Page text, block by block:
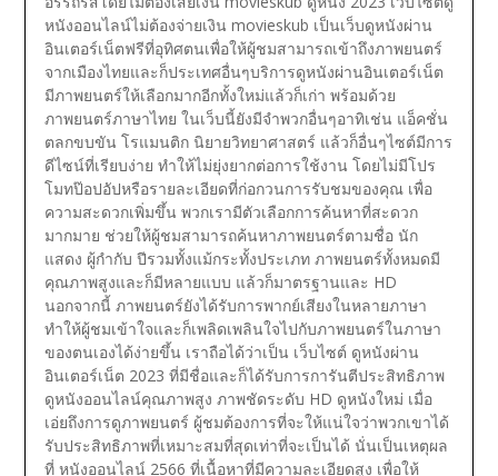
หนังออนไลน์ไม่ต้องจ่ายเงิน movieskub เป็นเว็บดูหนังผ่าน
อินเตอร์เน็ตฟรีที่อุทิศตนเพื่อให้ผู้ชมสามารถเข้าถึงภาพยนตร์
จากเมืองไทยและก็ประเทศอื่นๆบริการดูหนังผ่านอินเตอร์เน็ต
มีภาพยนตร์ให้เลือกมากอีกทั้งใหม่แล้วก็เก่า พร้อมด้วย
ภาพยนตร์ภาษาไทย ในเว็บนี้ยังมีจำพวกอื่นๆอาทิเช่น แอ็คชั่น
ตลกขบขัน โรแมนติก นิยายวิทยาศาสตร์ แล้วก็อื่นๆไซต์มีการ
ดีไซน์ที่เรียบง่าย ทำให้ไม่ยุ่งยากต่อการใช้งาน โดยไม่มีโปร
โมทป๊อปอัปหรือรายละเอียดที่ก่อกวนการรับชมของคุณ เพื่อ
ความสะดวกเพิ่มขึ้น พวกเรามีตัวเลือกการค้นหาที่สะดวก
มากมาย ช่วยให้ผู้ชมสามารถค้นหาภาพยนตร์ตามชื่อ นัก
แสดง ผู้กำกับ ปีรวมทั้งแม้กระทั้งประเภท ภาพยนตร์ทั้งหมดมี
คุณภาพสูงและก็มีหลายแบบ แล้วก็มาตรฐานและ HD
นอกจากนี้ ภาพยนตร์ยังได้รับการพากย์เสียงในหลายภาษา
ทำให้ผู้ชมเข้าใจและก็เพลิดเพลินใจไปกับภาพยนตร์ในภาษา
ของตนเองได้ง่ายขึ้น เราถือได้ว่าเป็น เว็บไซต์ ดูหนังผ่าน
อินเตอร์เน็ต 2023 ที่มีชื่อและก็ได้รับการการันตีประสิทธิภาพ
ดูหนังออนไลน์คุณภาพสูง ภาพชัดระดับ HD ดูหนังใหม่ เมื่อ
เอ่ยถึงการดูภาพยนตร์ ผู้ชมต้องการที่จะให้แน่ใจว่าพวกเขาได้
รับประสิทธิภาพที่เหมาะสมที่สุดเท่าที่จะเป็นได้ นั่นเป็นเหตุผล
ที่ หนังออนไลน์ 2566 ที่เนื้อหาที่มีความละเอียดสูง เพื่อให้